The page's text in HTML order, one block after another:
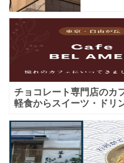
チョコレート専門店のカ
軽食からスイーツ・ドリ